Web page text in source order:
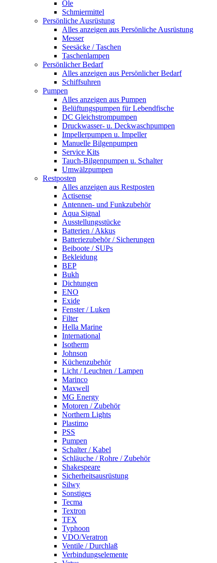
Öle
Schmiermittel
Persönliche Ausrüstung
Alles anzeigen aus Persönliche Ausrüstung
Messer
Seesäcke / Taschen
Taschenlampen
Persönlicher Bedarf
Alles anzeigen aus Persönlicher Bedarf
Schiffsuhren
Pumpen
Alles anzeigen aus Pumpen
Belüftungspumpen für Lebendfische
DC Gleichstrompumpen
Druckwasser- u. Deckwaschpumpen
Impellerpumpen u. Impeller
Manuelle Bilgenpumpen
Service Kits
Tauch-Bilgenpumpen u. Schalter
Umwälzpumpen
Restposten
Alles anzeigen aus Restposten
Actisense
Antennen- und Funkzubehör
Aqua Signal
Ausstellungsstücke
Batterien / Akkus
Batteriezubehör / Sicherungen
Beiboote / SUPs
Bekleidung
BEP
Bukh
Dichtungen
ENO
Exide
Fenster / Luken
Filter
Hella Marine
International
Isotherm
Johnson
Küchenzubehör
Licht / Leuchten / Lampen
Marinco
Maxwell
MG Energy
Motoren / Zubehör
Northern Lights
Plastimo
PSS
Pumpen
Schalter / Kabel
Schläuche / Rohre / Zubehör
Shakespeare
Sicherheitsausrüstung
Silwy
Sonstiges
Tecma
Textron
TFX
Typhoon
VDO/Veratron
Ventile / Durchlaß
Verbindungselemente